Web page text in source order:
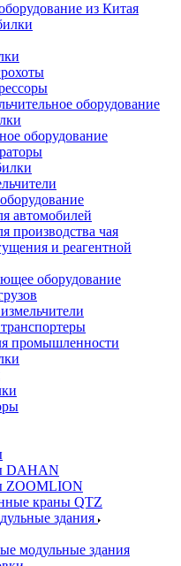
из Китая
оборудование
оборудование
автомобилей
производства чая
и реагентной
оборудование
промышленности
DAHAN
ZOOMLION
краны QTZ
здания
модульные здания